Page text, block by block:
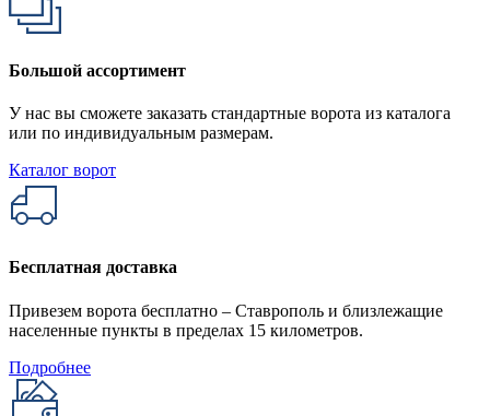
Большой ассортимент
У нас вы сможете заказать стандартные ворота из каталога
или по индивидуальным размерам.
Каталог ворот
Бесплатная доставка
Привезем ворота бесплатно – Ставрополь и близлежащие
населенные пункты в пределах 15 километров.
Подробнее